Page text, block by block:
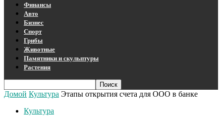
Финансы
Авто
Бизнес
Спорт
Грибы
Животные
Памятники и скульптуры
Растения
Домой Культура Этапы открытия счета для ООО в банке
Культура